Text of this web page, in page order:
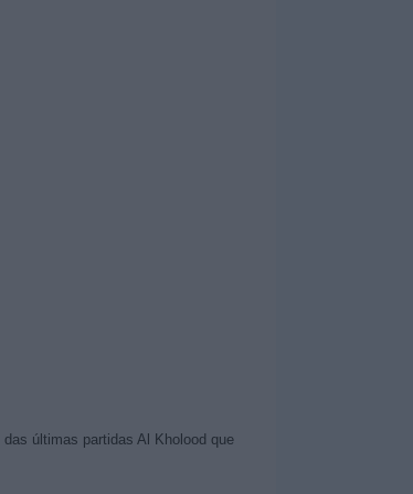
das últimas partidas Al Kholood que